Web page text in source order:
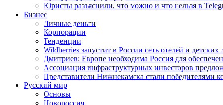
Юристы разъяснили, что можно и что нельзя в
Бизнес
Личные деньги
Корпорации
Тенденции
Wildberries запустит в России сеть отелей и
Дмитриев: Европе необходима Россия для
Ассоциация инфраструктурных инвесторов
Представители Нижнекамска стали победителями
Русский мир
Основы
Новороссия